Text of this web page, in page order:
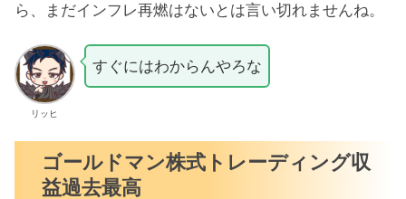
ら、まだインフレ再燃はないとは言い切れませんね。
リッヒ
すぐにはわからんやろな
ゴールドマン株式トレーディング収
益過去最高